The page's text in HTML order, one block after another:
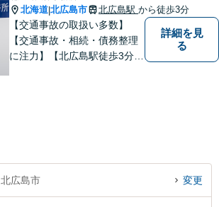
北海道|北広島市 北広島駅 から徒歩3分
【交通事故の取扱い多数】
【交通事故・相続・債務整理
に注力】【北広島駅徒歩3分】
にご連絡ください。
詳細を見
る
広島市 変更